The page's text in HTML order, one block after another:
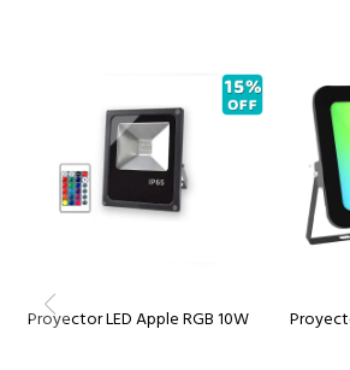
Proyector LED Apple RGB 10W